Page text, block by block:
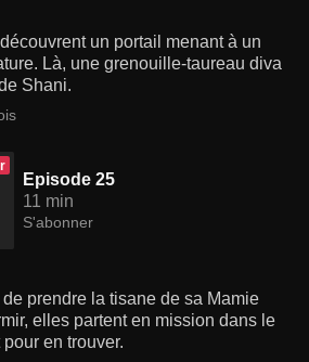
un portail menant à un
Là, une grenouille-taureau diva
Shani.
Episode 25
11 min
S'abonner
prendre la tisane de sa Mamie
elles partent en mission dans le
en trouver.